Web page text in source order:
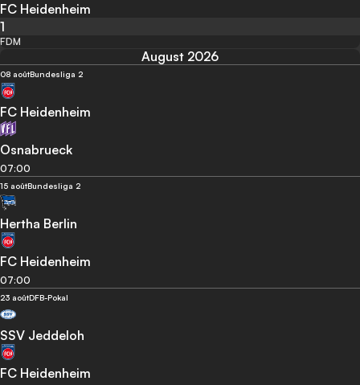
FC Heidenheim
1
FDM
August 2026
08 aoûtBundesliga 2
FC Heidenheim
Osnabrueck
07:00
15 aoûtBundesliga 2
Hertha Berlin
FC Heidenheim
07:00
23 aoûtDFB-Pokal
SSV Jeddeloh
FC Heidenheim